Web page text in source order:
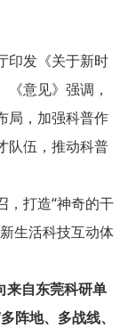
发《关于新时
意见》强调，
局，加强科普作
队伍，推动科普
打造“神奇的干
生活科技互动体
自东莞科研单
阵地、多战线、